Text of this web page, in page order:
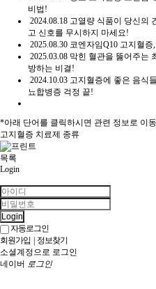
비법!
2024.08.18 고열량 식품이 당신의
고 신호를 무시하지 마세요!
2025.08.30 코엔자임Q10 고지혈
2025.03.08 막힌 혈관을 뚫어주는
방하는 비결!
2024.10.03 고지혈증에 좋은 음식
뇨합병증 걱정 끝!
*아래 단어를 클릭하시면 관련 정보로 이
고지혈증 치료제 종류
목록
Login
Login
자동로그인
회원가입
정보찾기
소셜계정으로 로그인
네이버 로그인